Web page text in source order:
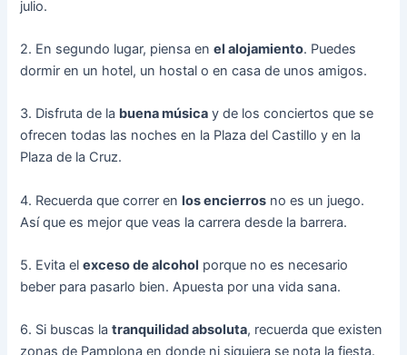
julio.
2. En segundo lugar, piensa enel alojamiento. Puedes
dormir en un hotel, un hostal o en casa de unos amigos.
3. Disfruta de la buena música y de los conciertos que se
ofrecen todas las noches en la Plaza del Castillo y en la
Plaza de la Cruz.
4. Recuerda que correr enlos encierros no es un juego.
Así que es mejor que veas la carrera desde la barrera.
5. Evita elexceso de alcohol porque no es necesario
beber para pasarlo bien. Apuesta por una vida sana.
6. Si buscas latranquilidad absoluta, recuerda que existen